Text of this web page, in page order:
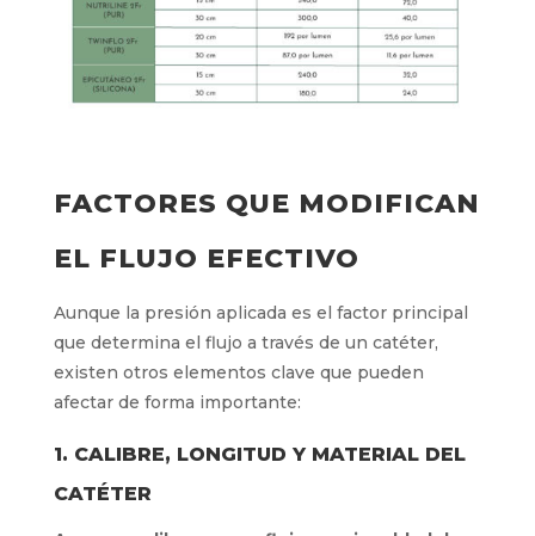
FACTORES QUE MODIFICAN
EL FLUJO EFECTIVO
Aunque la presión aplicada es el factor principal
que determina el flujo a través de un catéter,
existen otros elementos clave que pueden
afectar de forma importante:
1. CALIBRE, LONGITUD Y MATERIAL DEL
CATÉTER